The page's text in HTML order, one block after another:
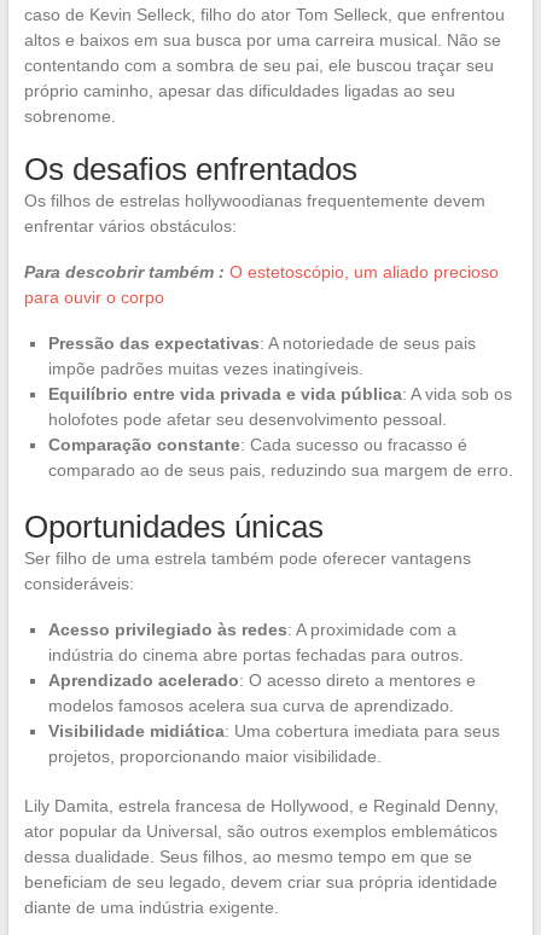
caso de Kevin Selleck, filho do ator Tom Selleck, que enfrentou
altos e baixos em sua busca por uma carreira musical. Não se
contentando com a sombra de seu pai, ele buscou traçar seu
próprio caminho, apesar das dificuldades ligadas ao seu
sobrenome.
Os desafios enfrentados
Os filhos de estrelas hollywoodianas frequentemente devem
enfrentar vários obstáculos:
Para descobrir também : O estetoscópio, um aliado precioso
para ouvir o corpo
Pressão das expectativas: A notoriedade de seus pais
impõe padrões muitas vezes inatingíveis.
Equilíbrio entre vida privada e vida pública: A vida sob os
holofotes pode afetar seu desenvolvimento pessoal.
Comparação constante: Cada sucesso ou fracasso é
comparado ao de seus pais, reduzindo sua margem de erro.
Oportunidades únicas
Ser filho de uma estrela também pode oferecer vantagens
consideráveis:
Acesso privilegiado às redes: A proximidade com a
indústria do cinema abre portas fechadas para outros.
Aprendizado acelerado: O acesso direto a mentores e
modelos famosos acelera sua curva de aprendizado.
Visibilidade midiática: Uma cobertura imediata para seus
projetos, proporcionando maior visibilidade.
Lily Damita, estrela francesa de Hollywood, e Reginald Denny,
ator popular da Universal, são outros exemplos emblemáticos
dessa dualidade. Seus filhos, ao mesmo tempo em que se
beneficiam de seu legado, devem criar sua própria identidade
diante de uma indústria exigente.